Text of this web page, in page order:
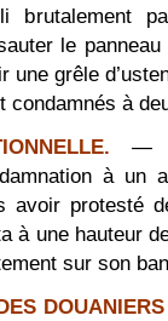
brutalement
le
une grêle
condamnés à
—
à un
avoir protesté
à une hauteur
sur son